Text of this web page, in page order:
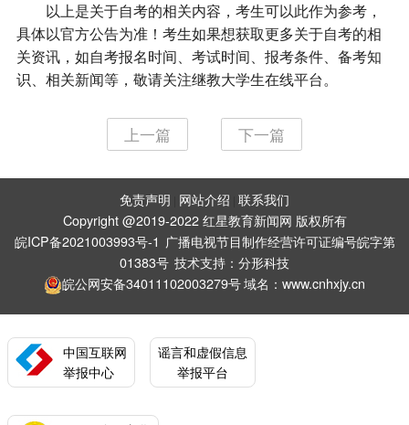
以上是关于自考的相关内容，考生可以此作为参考，
具体以官方公告为准！考生如果想获取更多关于自考的相
关资讯，如自考报名时间、考试时间、报考条件、备考知
识、相关新闻等，敬请关注继教大学生在线平台。
上一篇 下一篇
免责声明 网站介绍 联系我们
Copyright @2019-2022 红星教育新闻网 版权所有
皖ICP备2021003993号-1 广播电视节目制作经营许可证编号皖字第
01383号 技术支持： 分形科技
皖公网安备34011102003279号域名：www.cnhxjy.cn
中国互联网
举报中心
谣言和虚假信息
举报平台